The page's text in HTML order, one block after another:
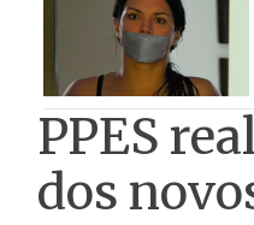
PPES
dos